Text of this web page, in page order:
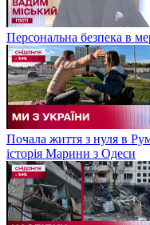
Персональна безпека в
Почала життя з нуля в
історія Марини з Одеси